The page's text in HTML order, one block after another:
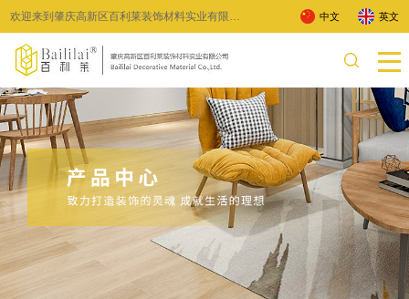
欢迎来到肇庆高新区百利莱装饰材料实业有限公
司 !
中文 英文